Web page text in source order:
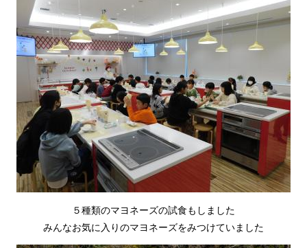
５種類のマヨネーズの試食もしました
みんなお気に入りのマヨネーズをみつけていました